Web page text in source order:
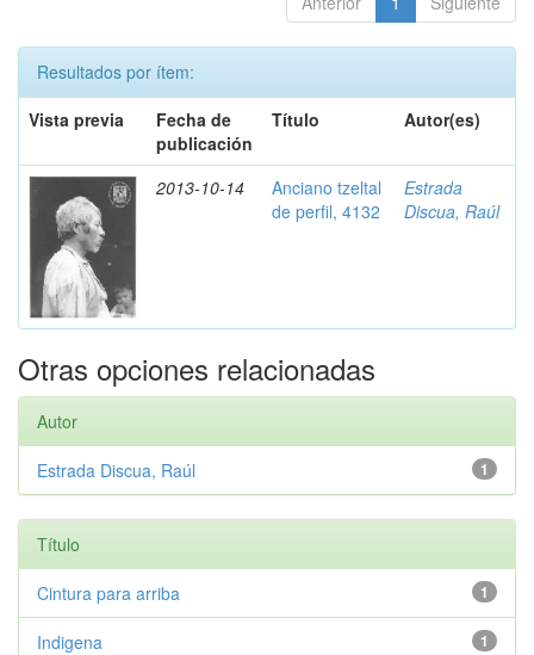
Resultados por ítem:
Vista previa
Fecha de
publicación
Título Autor(es)
2013-10-14
Anciano tzeltal
de perfil, 4132
Estrada
Discua, Raúl
Otras opciones relacionadas
Autor
1
Estrada Discua, Raúl
Título
1
Cintura para arriba
1
Indigena